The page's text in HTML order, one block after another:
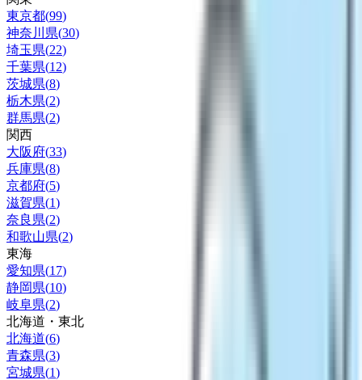
東京都(99)
神奈川県(30)
埼玉県(22)
千葉県(12)
茨城県(8)
栃木県(2)
群馬県(2)
関西
大阪府(33)
兵庫県(8)
京都府(5)
滋賀県(1)
奈良県(2)
和歌山県(2)
東海
愛知県(17)
静岡県(10)
岐阜県(2)
北海道・東北
北海道(6)
青森県(3)
宮城県(1)